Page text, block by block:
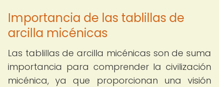
Importancia de las tablillas de
arcilla micénicas
Las tablillas de arcilla micénicas son de suma
importancia para comprender la civilización
micénica, ya que proporcionan una visión